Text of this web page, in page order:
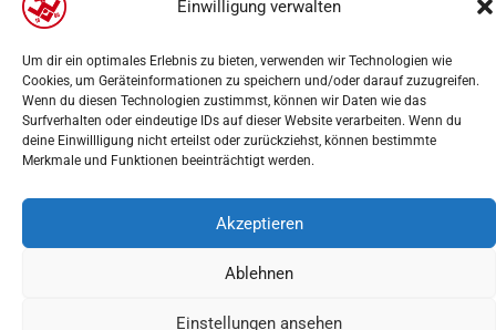
Einwilligung verwalten
Um dir ein optimales Erlebnis zu bieten, verwenden wir Technologien wie
Cookies, um Geräteinformationen zu speichern und/oder darauf zuzugreifen.
Wenn du diesen Technologien zustimmst, können wir Daten wie das
Surfverhalten oder eindeutige IDs auf dieser Website verarbeiten. Wenn du
deine Einwillligung nicht erteilst oder zurückziehst, können bestimmte
Merkmale und Funktionen beeinträchtigt werden.
Akzeptieren
Ablehnen
Einstellungen ansehen